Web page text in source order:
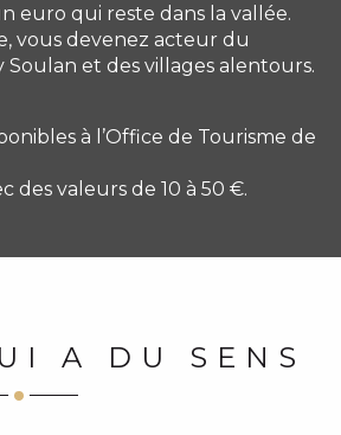
euro qui reste dans la vallée.
vous devenez acteur du
Soulan et des villages alentours.
à l’Office de Tourisme de
des valeurs de 10 à 50 €.
A DU SENS